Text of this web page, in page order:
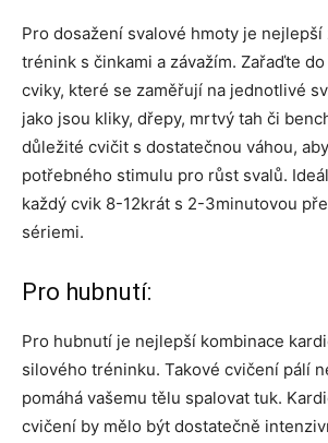
Pro dosažení svalové hmoty je nejlepší
trénink s činkami a závažím. Zařaďte
cviky, které se zaměřují na jednotlivé
jako jsou kliky, dřepy, mrtvý tah či
důležité cvičit s dostatečnou váhou,
potřebného stimulu pro růst svalů.
každý cvik 8-12krát s 2-3minutovou
sériemi.
Pro hubnutí:
Pro hubnutí je nejlepší kombinace
silového tréninku. Takové cvičení pálí
pomáhá vašemu tělu spalovat tuk.
cvičení by mělo být dostatečně